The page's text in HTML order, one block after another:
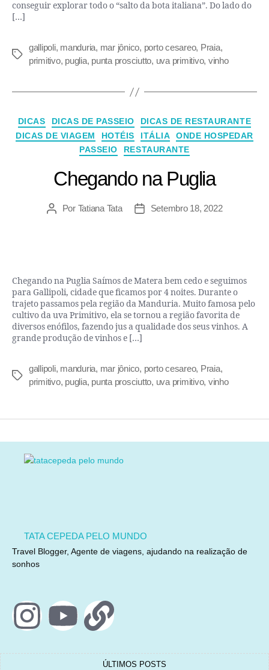
conseguir explorar todo o “salto da bota italiana”. Do lado do
[…]
gallipoli, manduria, mar jônico, porto cesareo, Praia,
primitivo, puglia, punta prosciutto, uva primitivo, vinho
DICAS DICAS DE PASSEIO
DICAS DE RESTAURANTE
DICAS DE VIAGEM
HOTÉIS ITÁLIA
ONDE HOSPEDAR
PASSEIO
RESTAURANTE
Chegando na Puglia
Por Tatiana Tata Setembro 18, 2022
Chegando na Puglia Saímos de Matera bem cedo e seguimos
para Gallipoli, cidade que ficamos por 4 noites. Durante o
trajeto passamos pela região da Manduria. Muito famosa pelo
cultivo da uva Primitivo, ela se tornou a região favorita de
diversos enófilos, fazendo jus a qualidade dos seus vinhos. A
grande produção de vinhos e […]
gallipoli, manduria, mar jônico, porto cesareo, Praia,
primitivo, puglia, punta prosciutto, uva primitivo, vinho
TATA CEPEDA PELO MUNDO
Travel Blogger, Agente de viagens, ajudando na realização de
sonhos
ÚLTIMOS POSTS